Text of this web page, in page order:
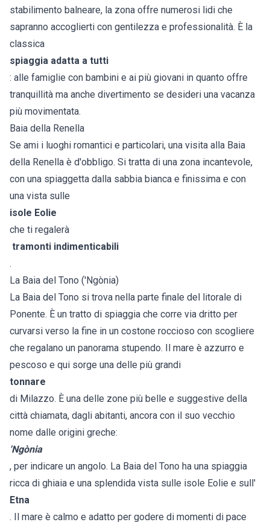
stabilimento balneare, la zona offre numerosi lidi che
sapranno accoglierti con gentilezza e professionalità. È la
classica
spiaggia adatta a tutti
: alle famiglie con bambini e ai più giovani in quanto offre
tranquillità ma anche divertimento se desideri una vacanza
più movimentata.
Baia della Renella
Se ami i luoghi romantici e particolari, una visita alla Baia
della Renella è d'obbligo. Si tratta di una zona incantevole,
con una spiaggetta dalla sabbia bianca e finissima e con
una vista sulle
isole Eolie
che ti regalerà
tramonti indimenticabili
.
La Baia del Tono ('Ngònia)
La Baia del Tono si trova nella parte finale del litorale di
Ponente. È un tratto di spiaggia che corre via dritto per
curvarsi verso la fine in un costone roccioso con scogliere
che regalano un panorama stupendo. Il mare è azzurro e
pescoso e qui sorge una delle più grandi
tonnare
di Milazzo. È una delle zone più belle e suggestive della
città chiamata, dagli abitanti, ancora con il suo vecchio
nome dalle origini greche:
'Ngònia
, per indicare un angolo. La Baia del Tono ha una spiaggia
ricca di ghiaia e una splendida vista sulle isole Eolie e sull'
Etna
. Il mare è calmo e adatto per godere di momenti di pace